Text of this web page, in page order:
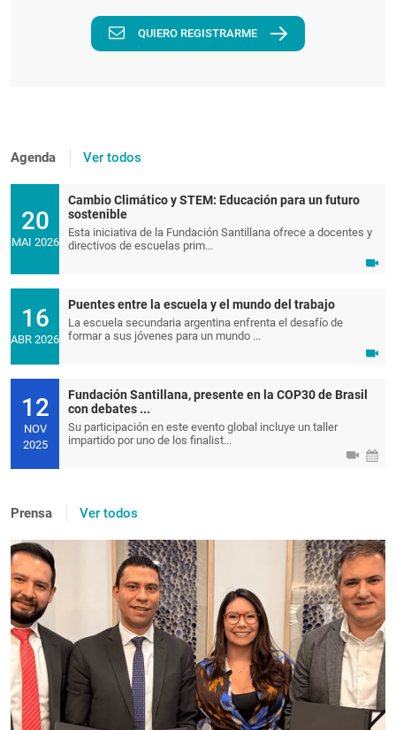
QUIERO REGISTRARME
Agenda Ver todos
20
MAI 2026
Cambio Climático y STEM: Educación para un futuro
sostenible
Esta iniciativa de la Fundación Santillana ofrece a docentes y
directivos de escuelas prim...
16
ABR 2026
Puentes entre la escuela y el mundo del trabajo
La escuela secundaria argentina enfrenta el desafío de
formar a sus jóvenes para un mundo ...
12
NOV
2025
Fundación Santillana, presente en la COP30 de Brasil
con debates ...
Su participación en este evento global incluye un taller
impartido por uno de los finalist...
Prensa Ver todos